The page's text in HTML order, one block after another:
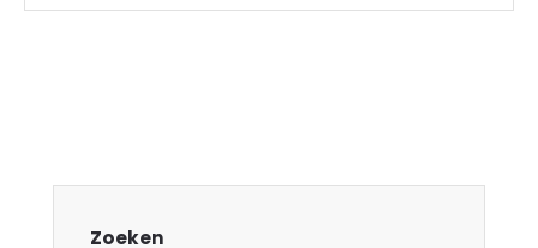
Zoeken